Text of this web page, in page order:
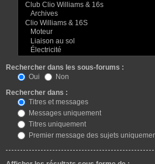
Rechercher dans les sous-forums :
Oui
Non
Rechercher dans :
Titres et messages
Messages uniquement
Titres uniquement
Premier message des sujets